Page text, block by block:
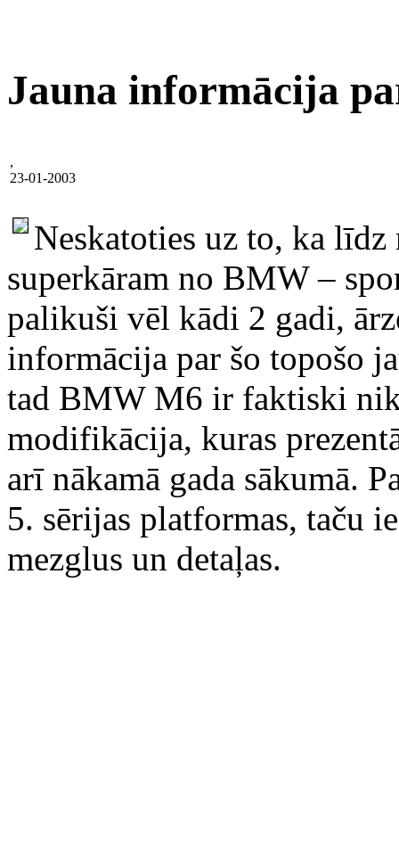
Jauna informācija
,
23-01-2003
Neskatoties uz to, ka
superkāram no BMW –
palikuši vēl kādi 2 gadi,
informācija par šo topošo
tad BMW M6 ir faktiski
modifikācija, kuras
arī nākamā gada sākumā.
5. sērijas platformas, taču
mezglus un detaļas.